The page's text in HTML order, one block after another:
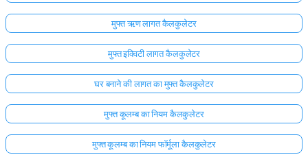
मुफ्त ऋण लागत कैलकुलेटर
मुफ्त इक्विटी लागत कैलकुलेटर
घर बनाने की लागत का मुफ्त कैलकुलेटर
मुफ्त कूलम्ब का नियम कैलकुलेटर
मुफ्त कूलम्ब का नियम फॉर्मूला कैलकुलेटर